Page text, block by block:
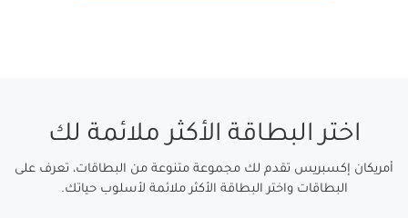
اختر البطاقة الأكثر ملائمة لك
أمريكان إكسبريس تقدم لك مجموعة متنوعة من البطاقات، تعرف على
البطاقات واختر البطاقة الأكثر ملائمة لأسلوب حياتك.